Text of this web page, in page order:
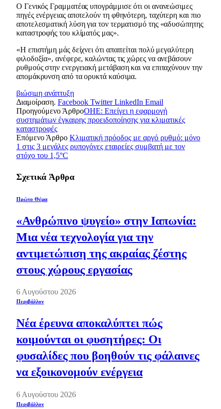
Ο Γενικός Γραμματέας υπογράμμισε ότι οι ανανεώσιμες
πηγές ενέργειας αποτελούν τη φθηνότερη, ταχύτερη και πιο
αποτελεσματική λύση για τον τερματισμό της «αδυσώπητης
καταστροφής του κλίματός μας».
«Η επιστήμη μάς δείχνει ότι απαιτείται πολύ μεγαλύτερη
φιλοδοξία», ανέφερε, καλώντας τις χώρες να ανεβάσουν
ρυθμούς στην ενεργειακή μετάβαση και να επιταχύνουν την
απομάκρυνση από τα ορυκτά καύσιμα.
βιώσιμη ανάπτυξη
Διαμοίραση. Facebook Twitter LinkedIn Email
Προηγούμενο ΆρθροΟΗΕ: Επείγει η εφαρμογή
συστημάτων έγκαιρης προειδοποίησης για κλιματικές
καταστροφές
Επόμενο Άρθρο Κλιματική πρόοδος με αργό ρυθμό: μόνο
1 στις 3 μεγάλες ρυπογόνες εταιρείες συμβατή με τον
στόχο του 1,5°C
Σχετικά Άρθρα
Πρώτο Θέμα
«Ανθρώπινο ψυγείο» στην Ιαπωνία:
Μια νέα τεχνολογία για την
αντιμετώπιση της ακραίας ζέστης
στους χώρους εργασίας
6 Αυγούστου 2026
Περιβάλλον
Νέα έρευνα αποκαλύπτει πώς
κοιμούνται οι φυσητήρες: Οι
φυσαλίδες που βοηθούν τις φάλαινες
να εξοικονομούν ενέργεια
6 Αυγούστου 2026
Περιβάλλον